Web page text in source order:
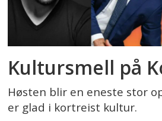
Kultursmell på
Høsten blir en eneste stor
er glad i kortreist kultur.